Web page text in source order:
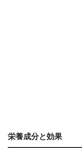
栄養成分と効果